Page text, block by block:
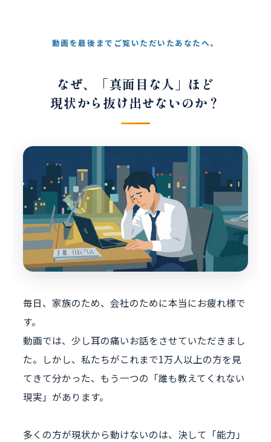
動画を最後までご覧いただいたあなたへ。
なぜ、「真面目な人」ほど
現状から抜け出せないのか？
毎日、家族のため、会社のために本当にお疲れ様で
す。
動画では、少し耳の痛いお話をさせていただきまし
た。しかし、私たちがこれまで1万人以上の方を見
てきて分かった、もう一つの「誰も教えてくれない
現実」があります。
多くの方が現状から動けないのは、決して「能力」